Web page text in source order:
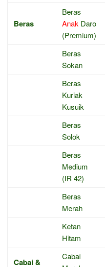
Beras
Beras
Anak Daro
(Premium)
Beras
Sokan
Beras
Kuriak
Kusuik
Beras
Solok
Beras
Medium
(IR 42)
Beras
Merah
Ketan
Hitam
Cabai &
Cabai